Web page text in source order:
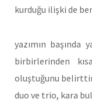
kurduğu ilişki de
yazımın başında
birbirlerinden
oluştuğunu
duo ve trio, kara